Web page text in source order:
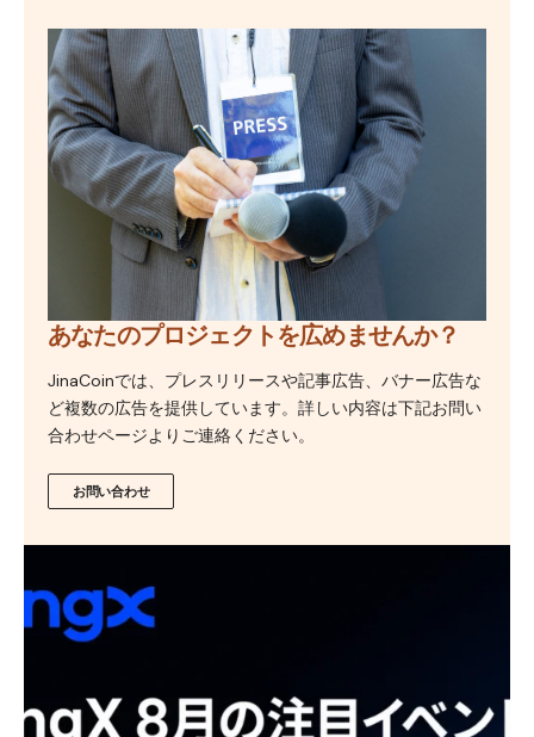
あなたのプロジェクトを広めませんか？
JinaCoinでは、プレスリリースや記事広告、バナー広告な
ど複数の広告を提供しています。詳しい内容は下記お問い
合わせページよりご連絡ください。
お問い合わせ